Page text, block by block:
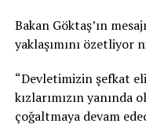
Bakan Göktaş’ın
yaklaşımını özetliyor
“Devletimizin şefkat
kızlarımızın
çoğaltmaya devam